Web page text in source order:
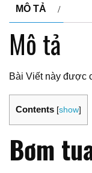
MÔ TẢ
Mô tả
Bài Viết này được
Contents [show]
Bơm